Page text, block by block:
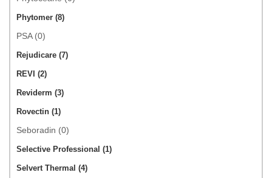
Phytomer (8)
PSA (0)
Rejudicare (7)
REVI (2)
Reviderm (3)
Rovectin (1)
Seboradin (0)
Selective Professional (1)
Selvert Thermal (4)